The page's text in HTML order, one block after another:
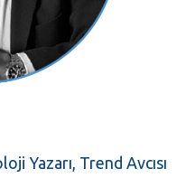
Yazarı, Trend Avcısı